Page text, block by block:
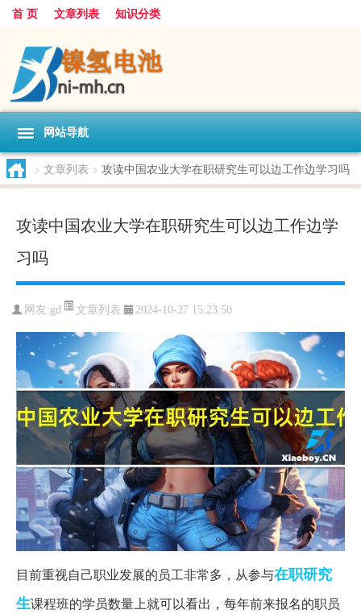
首 页 文章列表 知识分类
网站导航
> 文章列表 > 攻读中国农业大学在职研究生可以边工作边学习吗
攻读中国农业大学在职研究生可以边工作边学
习吗
网友:gd 文章列表 2024-10-27 15:23:50
目前重视自己职业发展的员工非常多，从参与在职研究
生课程班的学员数量上就可以看出，每年前来报名的职员